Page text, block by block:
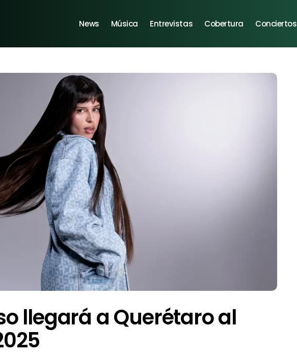
News Música Entrevistas Cobertura Conciertos
llegará a Querétaro al